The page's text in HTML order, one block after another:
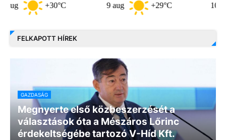
+30°C +29°C
FELKAPOTT HÍREK
GAZDASÁG
Megnyerte első közbeszerzését a
választások óta a Mészáros Lőrinc
érdekeltségébe tartozó V-Híd Kft.